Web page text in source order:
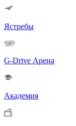
Ястребы
G-Drive Арена
Академия